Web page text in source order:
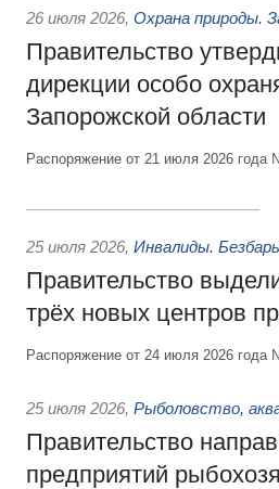
26 июля 2026, Охрана природы.
Правительство
дирекции особо
Запорожской области
Распоряжение от 21 июля 2026 года
25 июля 2026, Инвалиды.
Правительство
трёх новых центров
Распоряжение от 24 июля 2026 года
25 июля 2026, Рыболовство,
Правительство
предприятий